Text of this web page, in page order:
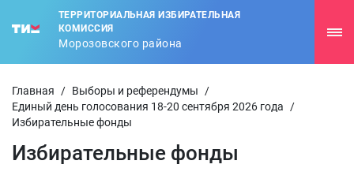
ТЕРРИТОРИАЛЬНАЯ ИЗБИРАТЕЛЬНАЯ
КОМИССИЯ
Морозовского района
Главная / Выборы и референдумы
/
Единый день голосования 18-20 сентября 2026 года
/
Избирательные фонды
Избирательные фонды